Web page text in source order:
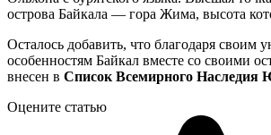
острова Байкала — гора Жима, высота
Осталось добавить, что благодаря своим
особенностям Байкал вместе со своими
внесен в Список Всемирного
Оцените статью